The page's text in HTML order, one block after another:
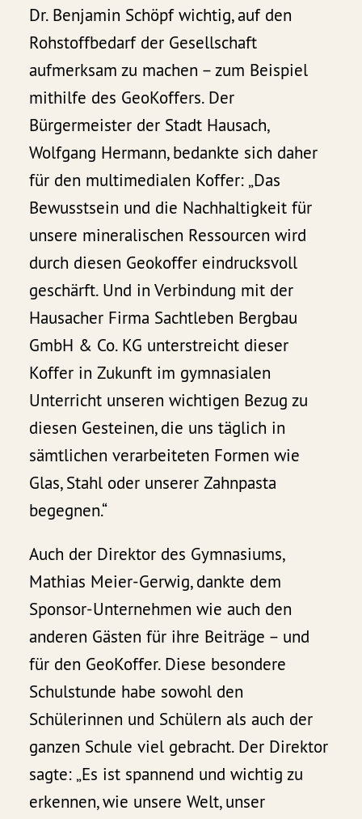
Dr. Benjamin Schöpf wichtig, auf den
Rohstoffbedarf der Gesellschaft
aufmerksam zu machen – zum Beispiel
mithilfe des GeoKoffers. Der
Bürgermeister der Stadt Hausach,
Wolfgang Hermann, bedankte sich daher
für den multimedialen Koffer: „Das
Bewusstsein und die Nachhaltigkeit für
unsere mineralischen Ressourcen wird
durch diesen Geokoffer eindrucksvoll
geschärft. Und in Verbindung mit der
Hausacher Firma Sachtleben Bergbau
GmbH & Co. KG unterstreicht dieser
Koffer in Zukunft im gymnasialen
Unterricht unseren wichtigen Bezug zu
diesen Gesteinen, die uns täglich in
sämtlichen verarbeiteten Formen wie
Glas, Stahl oder unserer Zahnpasta
begegnen.“
Auch der Direktor des Gymnasiums,
Mathias Meier-Gerwig, dankte dem
Sponsor-Unternehmen wie auch den
anderen Gästen für ihre Beiträge – und
für den GeoKoffer. Diese besondere
Schulstunde habe sowohl den
Schülerinnen und Schülern als auch der
ganzen Schule viel gebracht. Der Direktor
sagte: „Es ist spannend und wichtig zu
erkennen, wie unsere Welt, unser